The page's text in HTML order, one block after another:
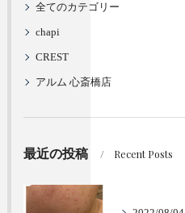
全てのカテゴリー
chapi
CREST
アルム 心斎橋店
最近の投稿 Recent Posts